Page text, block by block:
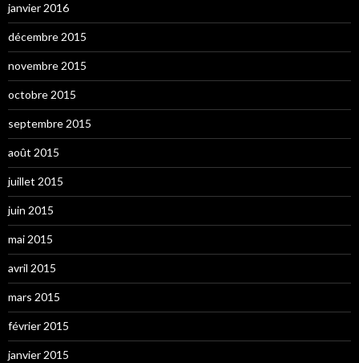
janvier 2016
décembre 2015
novembre 2015
octobre 2015
septembre 2015
août 2015
juillet 2015
juin 2015
mai 2015
avril 2015
mars 2015
février 2015
janvier 2015